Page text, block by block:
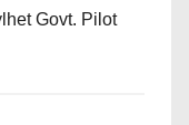
Govt. Pilot